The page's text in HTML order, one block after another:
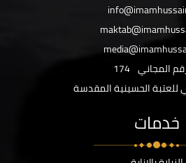
المجاني 174
للعتبة الحسينية المقدسة
خدمات